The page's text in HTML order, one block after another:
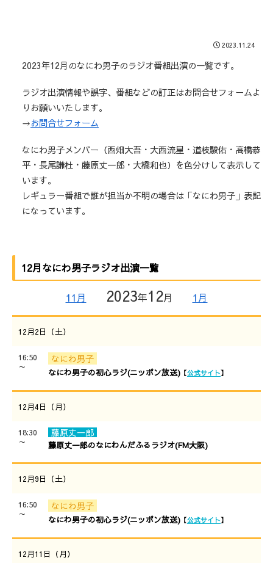
2023.11.24
2023年12月のなにわ男子のラジオ番組出演の一覧です。
ラジオ出演情報や誤字、番組などの訂正はお問合せフォームよ
りお願いいたします。
→お問合せフォーム
なにわ男子メンバー（西畑大吾・大西流星・道枝駿佑・高橋恭
平・長尾謙杜・藤原丈一郎・大橋和也）を色分けして表示して
います。
レギュラー番組で誰が担当か不明の場合は「なにわ男子」表記
になっています。
12月なにわ男子ラジオ出演一覧
11月 2023年12月 1月
12月2日（土）
16:50
～
なにわ男子
なにわ男子の初心ラジ(ニッポン放送) 【公式サイト】
12月4日（月）
18:30
～
藤原丈一郎
藤原丈一郎のなにわんだふるラジオ(FM大阪)
12月9日（土）
16:50
～
なにわ男子
なにわ男子の初心ラジ(ニッポン放送) 【公式サイト】
12月11日（月）